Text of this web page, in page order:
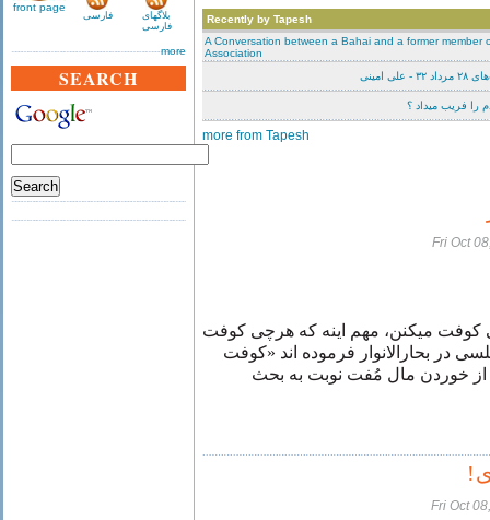
front page
فارسی
بلاگهای
فارسی
more
SEARCH
Recently by Tapesh
A Conversation between a Bahai and a former member
Association
امینی
را فریب میداد ؟
more from Tapesh
Fri Oct
کوفت میکنن، مهم اینه که هرچی کوفت
در بحارالانوار فرموده اند «کوفت
خوردن مال مُفت نوبت به بحث
Fri Oct